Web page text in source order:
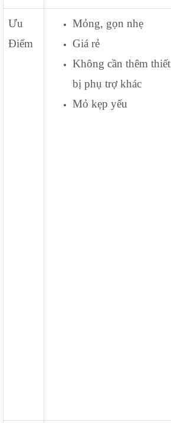
Ưu
Điểm
Mỏng, gọn nhẹ
Giá rẻ
Không cần thêm thiết
bị phụ trợ khác
Mỏ kẹp yếu